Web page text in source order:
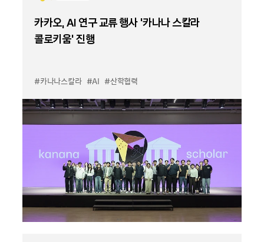
카카오, AI 연구 교류 행사 ‘카나나 스칼라
콜로키움’ 진행
#카나나스칼라 #AI #산학협력